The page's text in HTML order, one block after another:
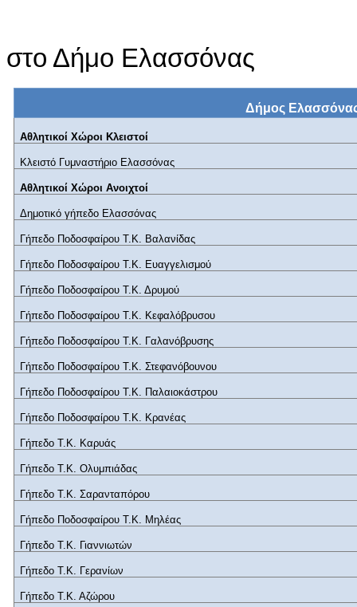
στο Δήμο Ελασσόνας
Δήμος
Αθλητικοί Χώροι Κλειστοί
Κλειστό Γυμναστήριο Ελασσόνας
Αθλητικοί Χώροι Ανοιχτοί
Δημοτικό γήπεδο Ελασσόνας
Γήπεδο Ποδοσφαίρου Τ.Κ. Βαλανίδας
Γήπεδο Ποδοσφαίρου Τ.Κ. Ευαγγελισμού
Γήπεδο Ποδοσφαίρου Τ.Κ. Δρυμού
Γήπεδο Ποδοσφαίρου Τ.Κ. Κεφαλόβρυσου
Γήπεδο Ποδοσφαίρου Τ.Κ. Γαλανόβρυσης
Γήπεδο Ποδοσφαίρου Τ.Κ. Στεφανόβουνου
Γήπεδο Ποδοσφαίρου Τ.Κ. Παλαιοκάστρου
Γήπεδο Ποδοσφαίρου Τ.Κ. Κρανέας
Γήπεδο Τ.Κ. Καρυάς
Γήπεδο Τ.Κ. Ολυμπιάδας
Γήπεδο Τ.Κ. Σαρανταπόρου
Γήπεδο Ποδοσφαίρου Τ.Κ. Μηλέας
Γήπεδο Τ.Κ. Γιαννιωτών
Γήπεδο Τ.Κ. Γερανίων
Γήπεδο Τ.Κ. Αζώρου